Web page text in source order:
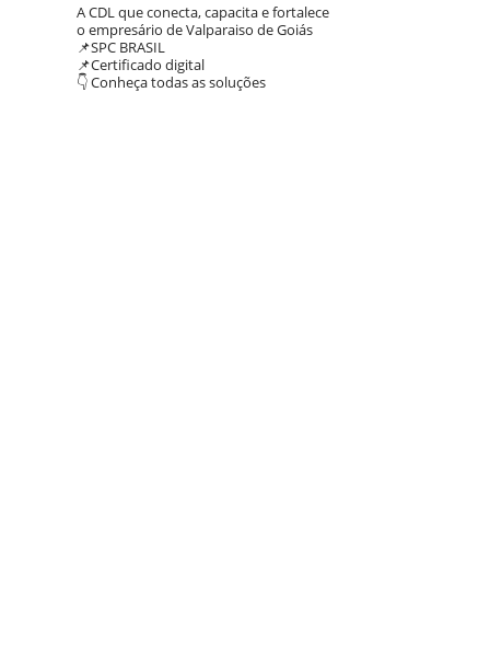
A CDL que conecta, capacita e fortalece
o empresário de Valparaiso de Goiás
📌SPC BRASIL
📌Certificado digital
👇 Conheça todas as soluções